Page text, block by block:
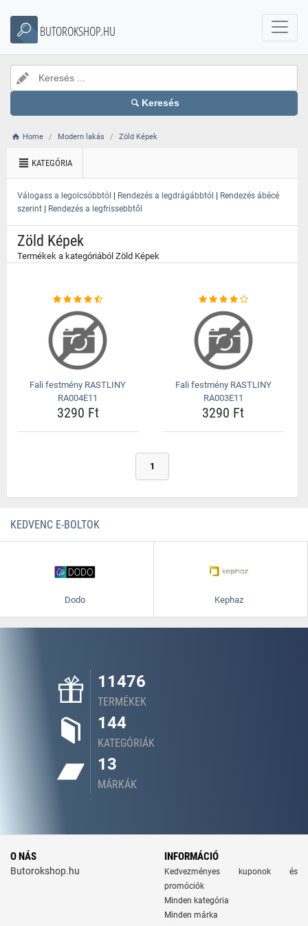
BUTOROKSHOP.HU
Keresés
Home Modern lakás Zöld Képek
KATEGÓRIA
Válogass a legolcsóbbtól | Rendezés a legdrágábbtól | Rendezés ábécé
szerint | Rendezés a legfrissebbtől
Zöld Képek
Termékek a kategóriából Zöld Képek
Fali festmény RASTLINY
RA004E11
3290 Ft
Fali festmény RASTLINY
RA003E11
3290 Ft
1
KEDVENC E-BOLTOK
Dodo Kephaz
11476
TERMÉKEK
144
KATEGÓRIÁK
13
MÁRKÁK
O NÁS
Butorokshop.hu
INFORMÁCIÓ
Kedvezményes kuponok és
promóciók
Minden kategória
Minden márka